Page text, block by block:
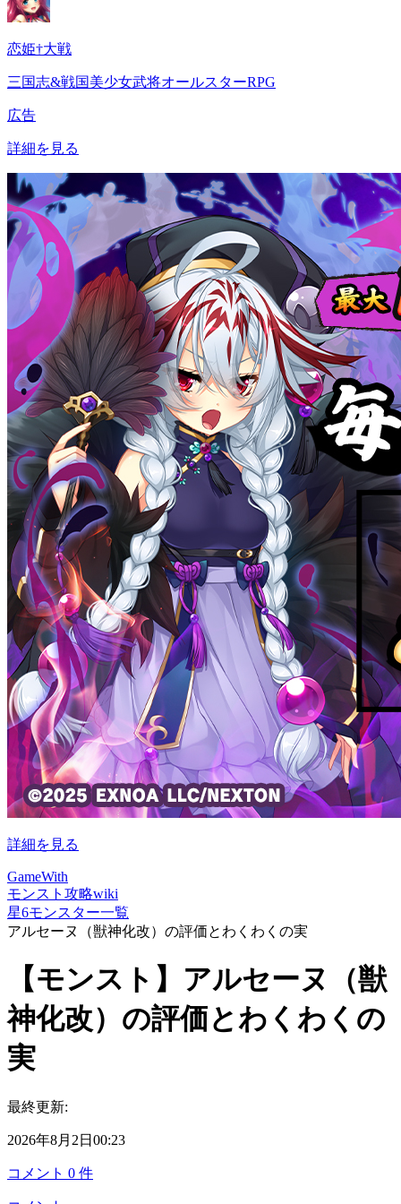
恋姫†大戦
三国志&戦国美少女武将オールスターRPG
広告
詳細を見る
詳細を見る
GameWith
モンスト攻略wiki
星6モンスター一覧
アルセーヌ（獣神化改）の評価とわくわくの実
【モンスト】アルセーヌ（獣
神化改）の評価とわくわくの
実
最終更新:
2026年8月2日00:23
コメント 0 件